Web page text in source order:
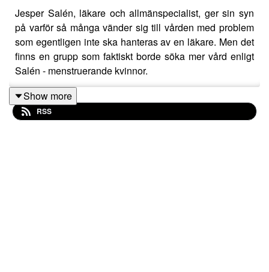
Jesper Salén, läkare och allmänspecialist, ger sin syn
på varför så många vänder sig till vården med problem
som egentligen inte ska hanteras av en läkare. Men det
finns en grupp som faktiskt borde söka mer vård enligt
Salén - menstruerande kvinnor.
Show more
RSS